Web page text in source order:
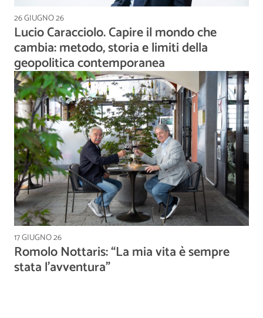
26 GIUGNO 26
Lucio Caracciolo. Capire il mondo che
cambia: metodo, storia e limiti della
geopolitica contemporanea
17 GIUGNO 26
Romolo Nottaris: “La mia vita è sempre
stata l’avventura”